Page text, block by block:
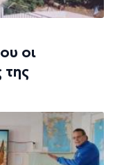
οι
της